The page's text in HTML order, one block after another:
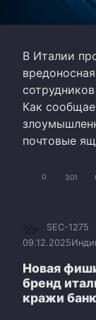
В Италии
Как
почтовые
0 301
SEC-1275
09.12.2025
Новая
бренд
кражи